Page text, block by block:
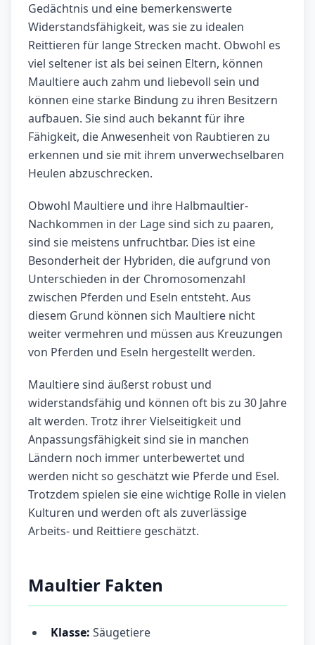
Gedächtnis und eine bemerkenswerte
Widerstandsfähigkeit, was sie zu idealen
Reittieren für lange Strecken macht. Obwohl es
viel seltener ist als bei seinen Eltern, können
Maultiere auch zahm und liebevoll sein und
können eine starke Bindung zu ihren Besitzern
aufbauen. Sie sind auch bekannt für ihre
Fähigkeit, die Anwesenheit von Raubtieren zu
erkennen und sie mit ihrem unverwechselbaren
Heulen abzuschrecken.
Obwohl Maultiere und ihre Halbmaultier-
Nachkommen in der Lage sind sich zu paaren,
sind sie meistens unfruchtbar. Dies ist eine
Besonderheit der Hybriden, die aufgrund von
Unterschieden in der Chromosomenzahl
zwischen Pferden und Eseln entsteht. Aus
diesem Grund können sich Maultiere nicht
weiter vermehren und müssen aus Kreuzungen
von Pferden und Eseln hergestellt werden.
Maultiere sind äußerst robust und
widerstandsfähig und können oft bis zu 30 Jahre
alt werden. Trotz ihrer Vielseitigkeit und
Anpassungsfähigkeit sind sie in manchen
Ländern noch immer unterbewertet und
werden nicht so geschätzt wie Pferde und Esel.
Trotzdem spielen sie eine wichtige Rolle in vielen
Kulturen und werden oft als zuverlässige
Arbeits- und Reittiere geschätzt.
Maultier Fakten
Klasse: Säugetiere